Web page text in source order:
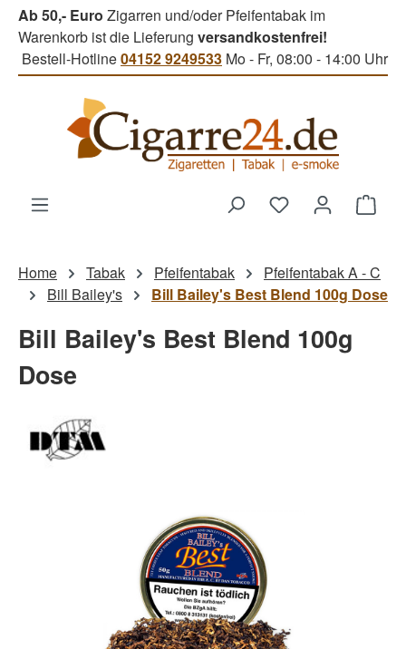
Zum Hauptinhalt springen
Ab 50,- Euro Zigarren und/oder Pfeifentabak im
Warenkorb ist die Lieferung versandkostenfrei!
Bestell-Hotline04152 9249533 Mo - Fr, 08:00 - 14:00 Uhr
Du hast 0
Home Tabak Pfeifentabak
Pfeifentabak A - C
Bill Bailey's
Bill Bailey's Best Blend 100g Dose
Bill Bailey's Best Blend 100g
Dose
Bildergalerie überspringen